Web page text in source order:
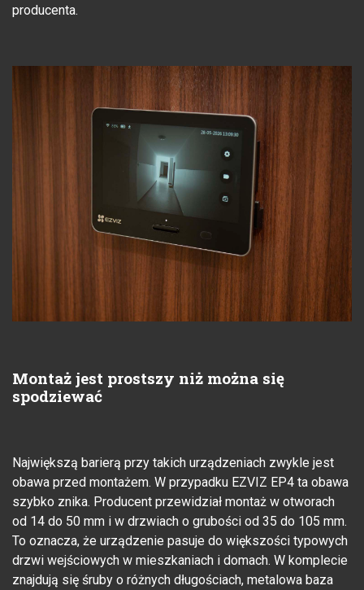
producenta.
Montaż jest prostszy niż można się
spodziewać
Największą barierą przy takich urządzeniach zwykle jest
obawa przed montażem. W przypadku EZVIZ EP4 ta obawa
szybko znika. Producent przewidział montaż w otworach
od 14 do 50 mm i w drzwiach o grubości od 35 do 105 mm.
To oznacza, że urządzenie pasuje do większości typowych
drzwi wejściowych w mieszkaniach i domach. W komplecie
znajdują się śruby o różnych długościach, metalowa baza